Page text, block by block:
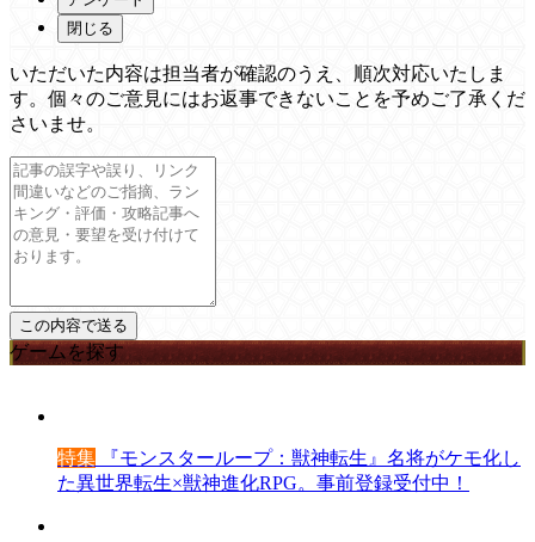
閉じる
いただいた内容は担当者が確認のうえ、順次対応いたしま
す。個々のご意見にはお返事できないことを予めご了承くだ
さいませ。
ゲームを探す
特集 『モンスターループ：獣神転生』名将がケモ化し
た異世界転生×獣神進化RPG。事前登録受付中！